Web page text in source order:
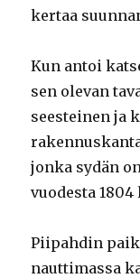
kertaa
Kun antoi
sen olevan
seesteinen ja
jonka sydän
vuodesta
Piipahdin
nauttimassa